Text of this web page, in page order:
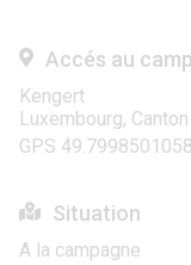
Accés au
Kengert
Luxembourg,
GPS
Situation
A la campagne